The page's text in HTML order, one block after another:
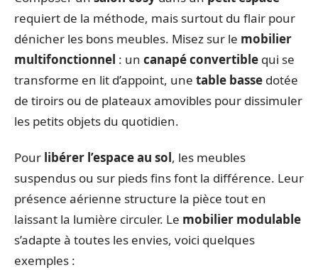
requiert de la méthode, mais surtout du flair pour
dénicher les bons meubles. Misez sur le mobilier
multifonctionnel : un canapé convertible qui se
transforme en lit d’appoint, une table basse dotée
de tiroirs ou de plateaux amovibles pour dissimuler
les petits objets du quotidien.
Pour libérer l’espace au sol, les meubles
suspendus ou sur pieds fins font la différence. Leur
présence aérienne structure la pièce tout en
laissant la lumière circuler. Le mobilier modulable
s’adapte à toutes les envies, voici quelques
exemples :